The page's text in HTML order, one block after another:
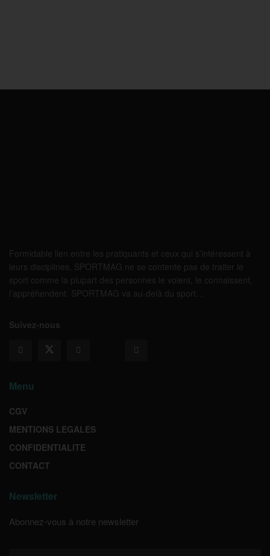
Formidable lien entre les pratiquants et ceux qui s’intéressent à
leurs disciplines, SPORTMAG ne se contente pas de traiter le
sport comme la plupart des personnes le voient, le connaissent,
l’appréhendent. SPORTMAG va au-delà du sport…
Suivez-nous
Menu
CGV
MENTIONS LEGALES
CONFIDENTIALITE
CONTACT
Newsletter
Abonnez-vous à notre newsletter